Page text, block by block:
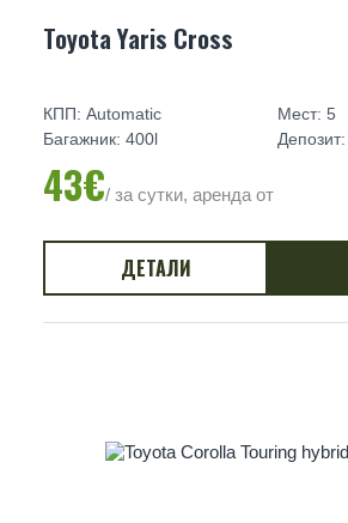
Toyota Yaris Cross
КПП: Automatic
Мест: 5
Багажник: 400l
43€/ за сутки, аренда от
ДЕТАЛИ